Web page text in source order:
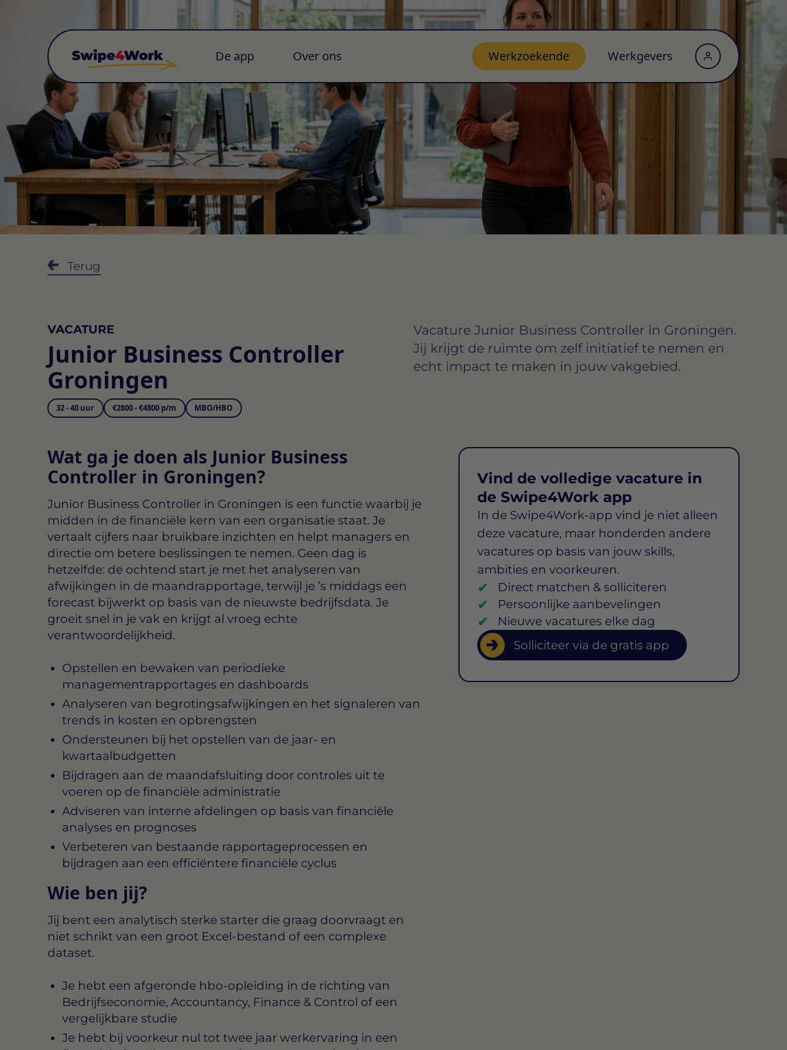
De app Over ons Werkzoekende Werkgevers
Terug
VACATURE
Junior Business Controller
Groningen
32 - 40 uur €2800 - €4800 p/m MBO/HBO
Vacature Junior Business Controller in Groningen.
Jij krijgt de ruimte om zelf initiatief te nemen en
echt impact te maken in jouw vakgebied.
Wat ga je doen als Junior Business
Controller in Groningen?
Junior Business Controller in Groningen is een functie waarbij je
midden in de financiële kern van een organisatie staat. Je
vertaalt cijfers naar bruikbare inzichten en helpt managers en
directie om betere beslissingen te nemen. Geen dag is
hetzelfde: de ochtend start je met het analyseren van
afwijkingen in de maandrapportage, terwijl je ’s middags een
forecast bijwerkt op basis van de nieuwste bedrijfsdata. Je
groeit snel in je vak en krijgt al vroeg echte
verantwoordelijkheid.
Opstellen en bewaken van periodieke
managementrapportages en dashboards
Analyseren van begrotingsafwijkingen en het signaleren van
trends in kosten en opbrengsten
Ondersteunen bij het opstellen van de jaar- en
kwartaalbudgetten
Bijdragen aan de maandafsluiting door controles uit te
voeren op de financiële administratie
Adviseren van interne afdelingen op basis van financiële
analyses en prognoses
Verbeteren van bestaande rapportageprocessen en
bijdragen aan een efficiëntere financiële cyclus
Wie ben jij?
Jij bent een analytisch sterke starter die graag doorvraagt en
niet schrikt van een groot Excel-bestand of een complexe
dataset.
Je hebt een afgeronde hbo-opleiding in de richting van
Bedrijfseconomie, Accountancy, Finance & Control of een
vergelijkbare studie
Je hebt bij voorkeur nul tot twee jaar werkervaring in een
Vind de volledige vacature in
de Swipe4Work app
In de Swipe4Work-app vind je niet alleen
deze vacature, maar honderden andere
vacatures op basis van jouw skills,
ambities en voorkeuren.
Direct matchen & solliciteren
Persoonlijke aanbevelingen
Nieuwe vacatures elke dag
Solliciteer via de gratis app